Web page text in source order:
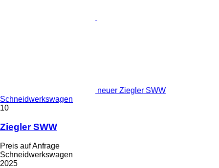
neuer Ziegler SWW
Schneidwerkswagen
10
Ziegler SWW
Preis auf Anfrage
Schneidwerkswagen
2025